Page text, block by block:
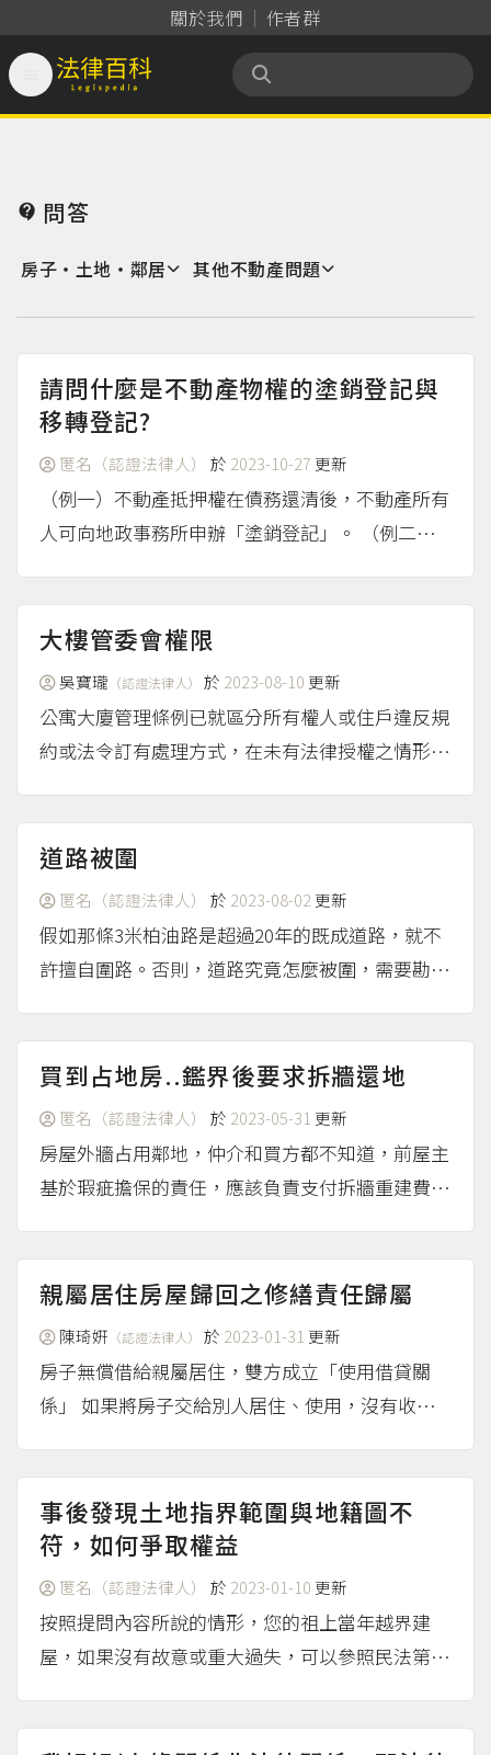
關於我們 作者群
法律百科 Legispedia
 問答
房子‧土地‧鄰居 其他不動產問題
請問什麼是不動產物權的塗銷登記與
移轉登記?
匿名（認證法律人） 於 2023-10-27 更新
（例一）不動產抵押權在債務還清後，不動產所有
人可向地政事務所申辦「塗銷登記」。 （例二）
前往地政事務所申辦「移轉登記」。 例一是抵押
權的喪失，例二是所有權的變更，依照民法第758
條規定，非經登記不...
大樓管委會權限
吳寶瓏 （認證法律人） 於 2023-08-10 更新
公寓大廈管理條例已就區分所有權人或住戶違反規
約或法令訂有處理方式，在未有法律授權之情形
權限，如以管委會決議或區權會決議、規約為裁罰
住戶之依據，其依據均屬無效。 註腳 公寓大廈
管理條...
（more...）
道路被圍
匿名（認證法律人） 於 2023-08-02 更新
假如那條3米柏油路是超過20年的既成道路，就不
許擅自圍路。否則，道路究竟怎麼被圍，需要勘看
至789條各該規定來主張通行權。建議洽請里長協
調溝通，或者洽詢專業律師處理。本網歉難解答具
體個案。
（more...）
買到占地房..鑑界後要求拆牆還地
匿名（認證法律人） 於 2023-05-31 更新
房屋外牆占用鄰地，仲介和買方都不知道，前屋主
基於瑕疵擔保的責任，應該負責支付拆牆重建費
親屬居住房屋歸回之修繕責任歸屬
陳琦姸 （認證法律人） 於 2023-01-31 更新
房子無償借給親屬居住，雙方成立「使用借貸關
係」 如果將房子交給別人居住、使用，沒有收房
的情形，法律上認為出借房子的貸與人和居住的借
用人之間成立了「使用借貸關係」。 至於提問人
提到從未跟弟弟打...（more...）
事後發現土地指界範圍與地籍圖不
符，如何爭取權益
匿名（認證法律人） 於 2023-01-10 更新
按照提問內容所說的情形，您的祖上當年越界建
屋，如果沒有故意或重大過失，可以參照民法第79
萬一對方提起拆屋還地的訴訟，您可請求法院適用